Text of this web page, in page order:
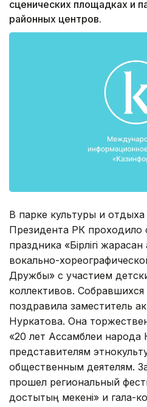
сценических площадках и
районных центров.
В парке культуры и
Президента РК проходило
праздника «Бірлігі жарасқан
вокально-
Дружбы» с участием
коллективов.
поздравила заместитель
Нуркатова. Она
«20 лет Ассамблеи народа
представителям
общественным деятелям.
прошел региональный
достықтың мекені» и гала-